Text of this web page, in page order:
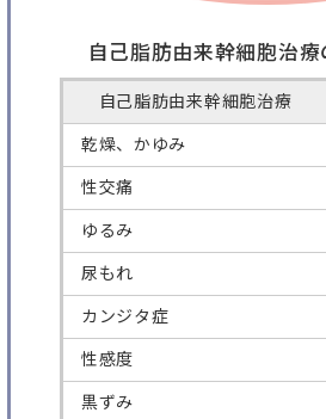
自己脂肪由来幹細胞治
自己脂肪由来幹細胞治療
乾燥、かゆみ
性交痛
ゆるみ
尿もれ
カンジタ症
性感度
黒ずみ